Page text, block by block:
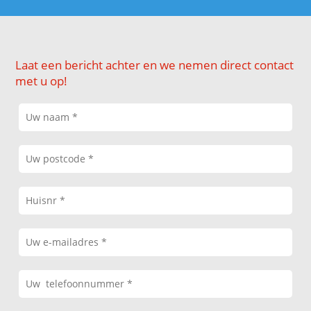
Laat een bericht achter en we nemen direct contact
met u op!